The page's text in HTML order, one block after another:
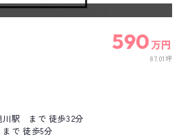
590万円
87.01坪
駅 まで 徒歩32分
で 徒歩5分